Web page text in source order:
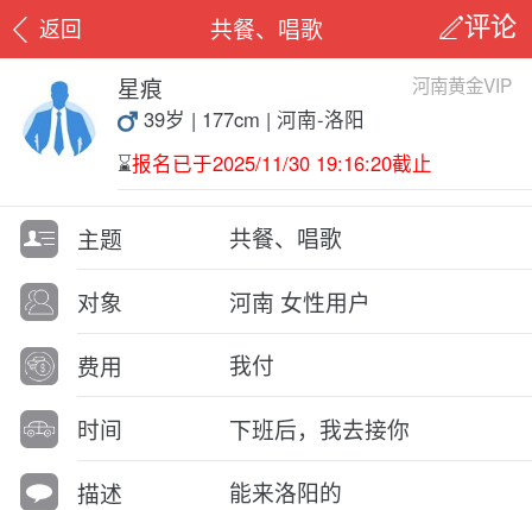
返回 评论
共餐、唱歌
星痕
河南黄金VIP
39岁 | 177cm | 河南-洛阳
⌛️报名已于2025/11/30 19:16:20截止
主题 共餐、唱歌
对象 河南 女性用户
费用 我付
时间 下班后，我去接你
描述 能来洛阳的